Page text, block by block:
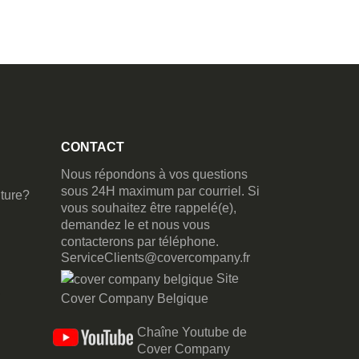
CONTACT
Nous répondons à vos questions
sous 24H maximum par courriel. Si
vous souhaitez être rappelé(e),
demandez le et nous vous
contacterons par téléphone.
ServiceClients@covercompany.fr
Site
Cover Company Belgique
Chaîne Youtube de
Cover Company